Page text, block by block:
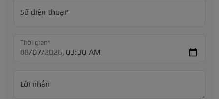
Số điện thoại*
Thời gian*
Lời nhắn